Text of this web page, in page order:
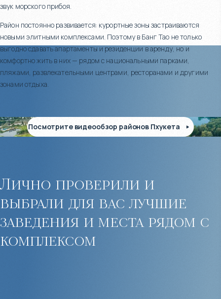
звук морского прибоя.
Район постоянно развивается: курортные зоны застраиваются
новыми элитными комплексами. Поэтому в Банг Тао не только
выгодно сдавать апартаменты и резиденции в аренду, но и
комфортно жить в них — рядом с национальными парками,
пляжами, развлекательными центрами, ресторанами и другими
зонами отдыха.
Посмотрите видеообзор районов Пхукета
Лично проверили и
выбрали для вас лучшие
заведения и места рядом с
комплексом